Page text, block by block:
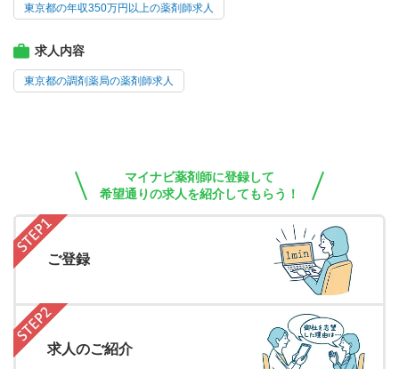
東京都の年収350万円以上の薬剤師求人
求人内容
東京都の調剤薬局の薬剤師求人
マイナビ薬剤師に登録して
希望通りの求人を紹介してもらう！
ご登録
求人のご紹介